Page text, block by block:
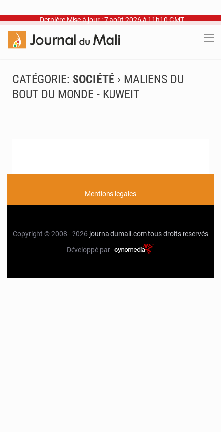
Dernière Mise à jour : 7 août 2026 à 11h10 GMT
CATÉGORIE: SOCIÉTÉ › MALIENS DU
BOUT DU MONDE - KUWEIT
Mentions legales
Copyright © 2008 - 2026 journaldumali.comtous droits reservés
Développé par